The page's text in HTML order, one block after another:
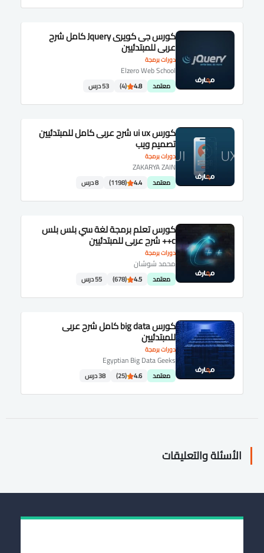
دورات برمجة
كورس جى كويرى Jquery كامل شرح
عربى للمبتدئيين
Elzero Web School
معتمد 4.8
(4) 53 درس
دورات برمجة
كورس ui ux شرح عربى كامل للمبتدئيين
تصميم ويب
ZAKARYA ZAIN
معتمد 4.4
(1198) 8 درس
دورات برمجة
كورس تعلم برمجة لغة سي بلس بلس
c++ شرح عربى للمبتدئيين
محمد شوشان
معتمد 4.5
(678) 55 درس
دورات برمجة
كورس big data كامل شرح عربى
للمبتدئيين
Egyptian Big Data Geeks
معتمد 4.6
(25) 38 درس
الأسئلة والتعليقات